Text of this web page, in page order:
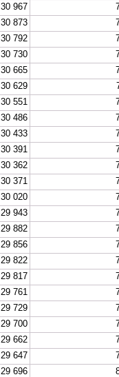
30 967
30 873
30 792
30 730
30 665
30 629
30 551
30 486
30 433
30 391
30 362
30 371
30 020
29 943
29 882
29 856
29 822
29 817
29 761
29 729
29 700
29 662
29 647
29 696